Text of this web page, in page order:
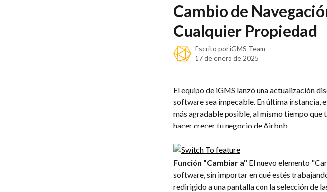
Cambio de
Cualquier Propiedad
Escrito poriGMS Team
17 de enero de 2025
El equipo de iGMS lanzó una actualización
software sea impecable. En última instancia,
más agradable posible, al mismo tiempo que
hacer crecer tu negocio de Airbnb.
Función "Cambiar a" El nuevo elemento
software, sin importar en qué estés
redirigido a una pantalla con la selección de